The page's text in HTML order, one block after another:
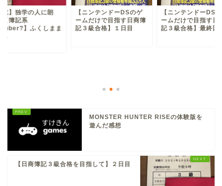
記】独学の人に朗
【簿記系
】ふくしまま
...
【ニンテンドーDSのゲ
ームだけで目指す日商簿
記３級合格】１日目
【ニンテンドーDS
ームだけで目指す日
記３級合格】最終回
MONSTER HUNTER RISEの体験版を
遊んだ感想
【日商簿記３級合格を目指して】２日目